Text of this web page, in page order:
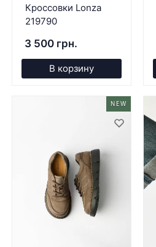
Кроссовки Lonza
219790
3 500 грн.
В корзину
NEW